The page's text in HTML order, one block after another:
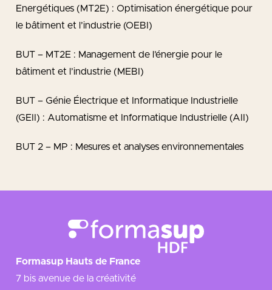
Energétiques (MT2E) : Optimisation énergétique pour
le bâtiment et l’industrie (OEBI)
BUT – MT2E : Management de l’énergie pour le
bâtiment et l’industrie (MEBI)
BUT – Génie Électrique et Informatique Industrielle
(GEII) : Automatisme et Informatique Industrielle (AII)
BUT 2 – MP : Mesures et analyses environnementales
Formasup Hauts de France
7 bis avenue de la créativité